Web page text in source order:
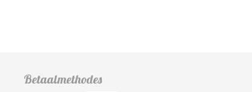
Betaalmethodes